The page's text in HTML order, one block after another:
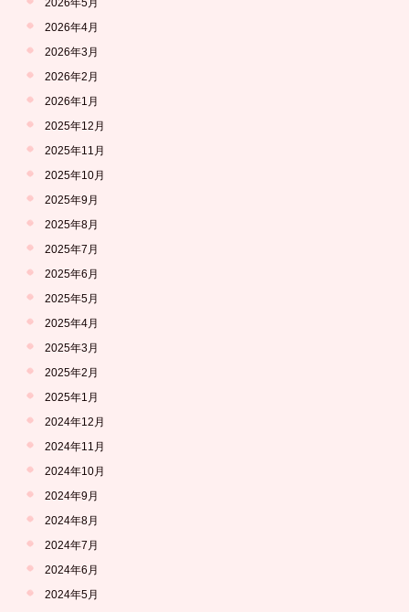
2026年5月
2026年4月
2026年3月
2026年2月
2026年1月
2025年12月
2025年11月
2025年10月
2025年9月
2025年8月
2025年7月
2025年6月
2025年5月
2025年4月
2025年3月
2025年2月
2025年1月
2024年12月
2024年11月
2024年10月
2024年9月
2024年8月
2024年7月
2024年6月
2024年5月